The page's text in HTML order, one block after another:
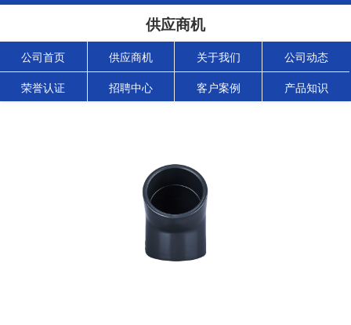
供应商机
公司首页 供应商机 关于我们 公司动态
荣誉认证 招聘中心 客户案例 产品知识